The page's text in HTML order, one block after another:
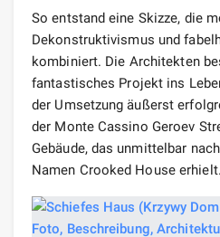
So entstand eine Skizze, die
Dekonstruktivismus und
kombiniert. Die Architekten
fantastisches Projekt ins
der Umsetzung äußerst
der Monte Cassino Geroev
Gebäude, das unmittelbar
Namen Crooked House erhielt.